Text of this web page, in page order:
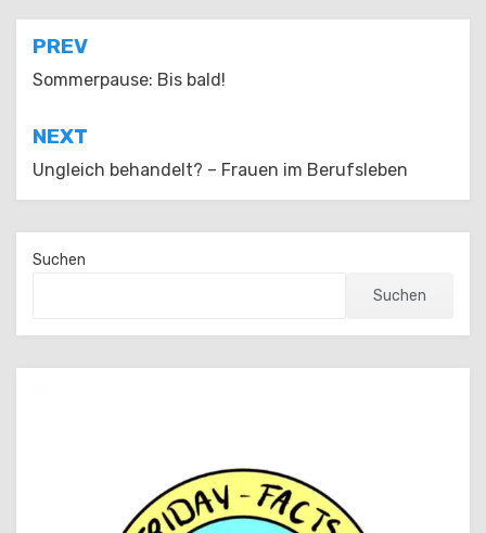
Beitragsnavigation
PREV
Sommerpause: Bis bald!
NEXT
Ungleich behandelt? – Frauen im Berufsleben
Suchen
Suchen